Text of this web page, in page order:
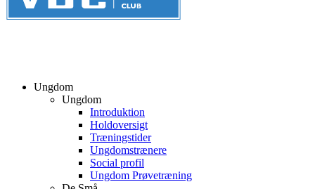
Ungdom
Ungdom
Introduktion
Holdoversigt
Træningstider
Ungdomstrænere
Social profil
Ungdom Prøvetræning